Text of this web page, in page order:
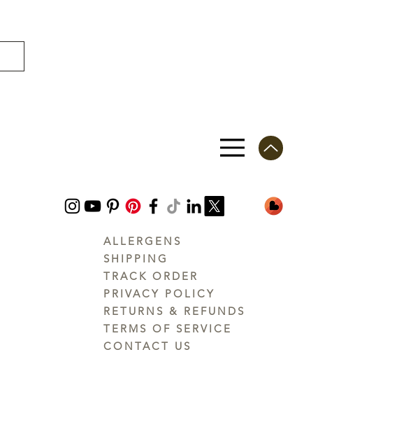
ALLERGENS
SHIPPING
TRACK ORDER
PRIVACY POLICY
RETURNS & REFUNDS
TERMS OF SERVICE
CONTACT US